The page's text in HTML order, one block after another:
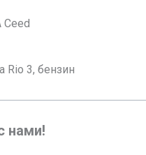
Ceed
Rio 3, бензин
нами!